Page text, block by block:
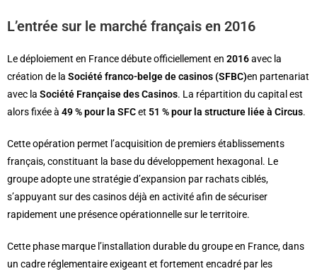
L’entrée sur le marché français en 2016
Le déploiement en France débute officiellement en 2016avec la
création de la Société franco-belge de casinos (SFBC)en partenariat
avec la Société Française des Casinos. La répartition du capital est
alors fixée à 49 % pour la SFCet 51 % pour la structure liée à Circus.
Cette opération permet l’acquisition de premiers établissements
français, constituant la base du développement hexagonal. Le
groupe adopte une stratégie d’expansion par rachats ciblés,
s’appuyant sur des casinos déjà en activité afin de sécuriser
rapidement une présence opérationnelle sur le territoire.
Cette phase marque l’installation durable du groupe en France, dans
un cadre réglementaire exigeant et fortement encadré par les